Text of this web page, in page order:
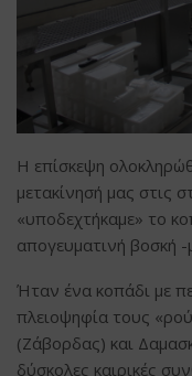
Η επίσκεψη
μετακίνησή μας στις
«υποδεχτήκαμε» το
απογευματινή βοσκή -
Ήταν ένα κοπάδι με
πλειοψηφία τους
(Ζάβορδας) και
δύσκολες καιρικές